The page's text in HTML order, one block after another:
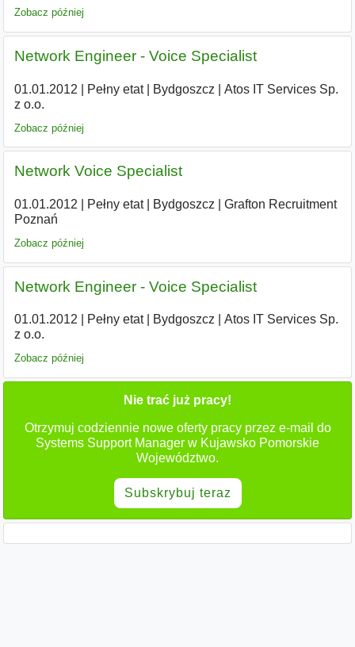
Zobacz później
Network Engineer - Voice Specialist
01.01.2012 Pełny etat| Bydgoszcz
Atos IT Services Sp.
z o.o.
Zobacz później
Network Voice Specialist
01.01.2012 Pełny etat| Bydgoszcz
Grafton Recruitment
Poznań
Zobacz później
Network Engineer - Voice Specialist
01.01.2012 Pełny etat| Bydgoszcz
Atos IT Services Sp.
z o.o.
Zobacz później
Nie trać już pracy!
Otrzymuj codziennie nowe oferty pracy przez e-mail do
Systems Support Manager w Kujawsko Pomorskie
Województwo.
Subskrybuj teraz